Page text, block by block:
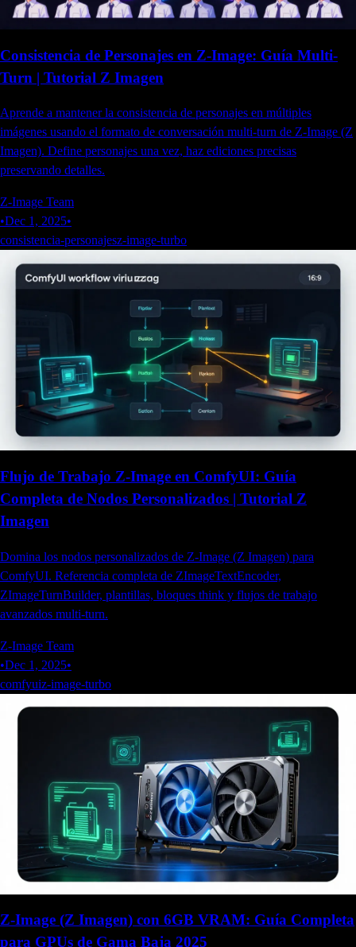
Consistencia de Personajes en Z-Image: Guía Multi-
Turn | Tutorial Z Imagen
Aprende a mantener la consistencia de personajes en múltiples
imágenes usando el formato de conversación multi-turn de Z-Image (Z
Imagen). Define personajes una vez, haz ediciones precisas
preservando detalles.
Z-Image Team
•Dec 1, 2025•
consistencia-personajesz-image-turbo
Flujo de Trabajo Z-Image en ComfyUI: Guía
Completa de Nodos Personalizados | Tutorial Z
Imagen
Domina los nodos personalizados de Z-Image (Z Imagen) para
ComfyUI. Referencia completa de ZImageTextEncoder,
ZImageTurnBuilder, plantillas, bloques think y flujos de trabajo
avanzados multi-turn.
Z-Image Team
•Dec 1, 2025•
comfyuiz-image-turbo
Z-Image (Z Imagen) con 6GB VRAM: Guía Completa
para GPUs de Gama Baja 2025